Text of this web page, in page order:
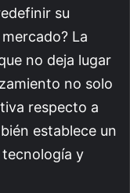
su
La
no deja lugar
no solo
respecto a
establece un
y